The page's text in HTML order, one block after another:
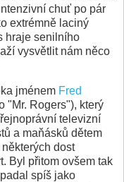
chuť po pár
extrémně laciný
hraje senilního
vysvětlit nám něco
jménem Fred
"Mr. Rogers"), který
televizní
a maňásků dětem
dost
Byl přitom ovšem tak
spíš jako